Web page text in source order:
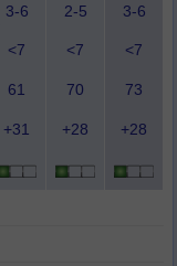
3-6
2-5
3-6
<7 <7 <7
61 70 73
+31 +28 +28